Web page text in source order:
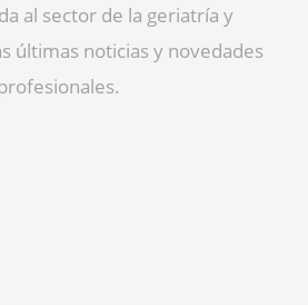
al sector de la geriatría y
últimas noticias y novedades